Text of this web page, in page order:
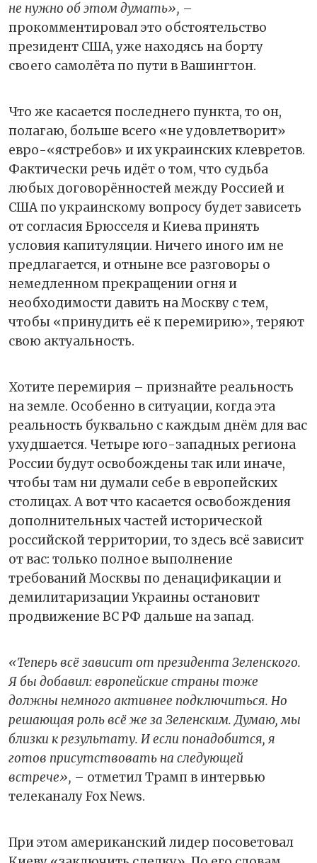
не нужно об этом думать», –
прокомментировал это обстоятельство
президент США, уже находясь на борту
своего самолёта по пути в Вашингтон.
Что же касается последнего пункта, то он,
полагаю, больше всего «не удовлетворит»
евро-«ястребов» и их украинских клевретов.
Фактически речь идёт о том, что судьба
любых договорённостей между Россией и
США по украинскому вопросу будет зависеть
от согласия Брюсселя и Киева принять
условия капитуляции. Ничего иного им не
предлагается, и отныне все разговоры о
немедленном прекращении огня и
необходимости давить на Москву с тем,
чтобы «принудить её к перемирию», теряют
свою актуальность.
Хотите перемирия – признайте реальность
на земле. Особенно в ситуации, когда эта
реальность буквально с каждым днём для вас
ухудшается. Четыре юго-западных региона
России будут освобождены так или иначе,
чтобы там ни думали себе в европейских
столицах. А вот что касается освобождения
дополнительных частей исторической
российской территории, то здесь всё зависит
от вас: только полное выполнение
требований Москвы по денацификации и
демилитаризации Украины остановит
продвижение ВС РФ дальше на запад.
«Теперь всё зависит от президента Зеленского.
Я бы добавил: европейские страны тоже
должны немного активнее подключиться. Но
решающая роль всё же за Зеленским. Думаю, мы
близки к результату. И если понадобится, я
готов присутствовать на следующей
встрече», – отметил Трамп в интервью
телеканалу Fox News.
При этом американский лидер посоветовал